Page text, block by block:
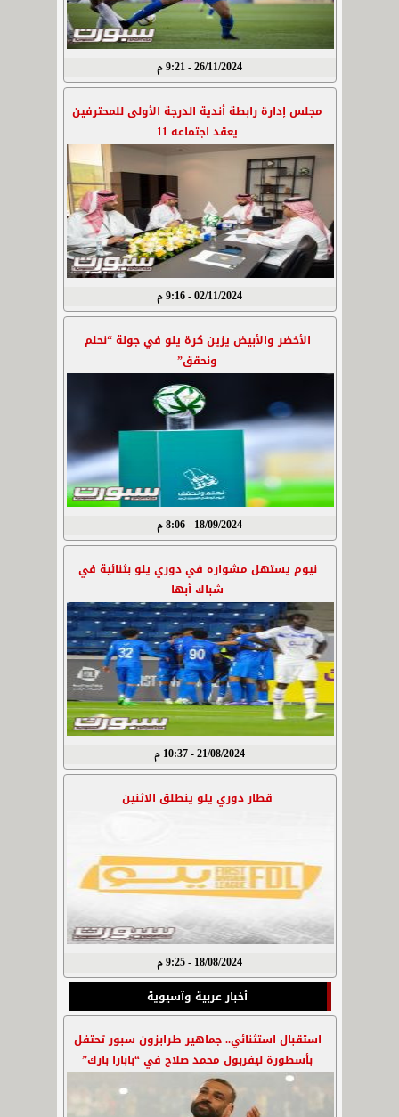
26/11/2024 - 9:21 م
مجلس إدارة رابطة أندية الدرجة الأولى للمحترفين
يعقد اجتماعه 11
02/11/2024 - 9:16 م
الأخضر والأبيض يزين كرة يلو في جولة “نحلم
ونحقق”
18/09/2024 - 8:06 م
نيوم يستهل مشواره في دوري يلو بثنائية في
شباك أبها
21/08/2024 - 10:37 م
قطار دوري يلو ينطلق الاثنين
18/08/2024 - 9:25 م
أخبار عربية وآسيوية
استقبال استثنائي.. جماهير طرابزون سبور تحتفل
بأسطورة ليفربول محمد صلاح في “بابارا بارك”